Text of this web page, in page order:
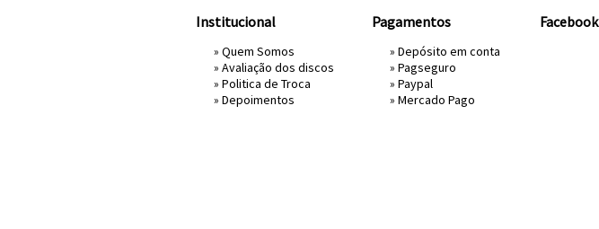
Institucional
» Quem Somos
» Avaliação dos discos
» Politica de Troca
» Depoimentos
Pagamentos
» Depósito em conta
» Pagseguro
» Paypal
» Mercado Pago
Facebook